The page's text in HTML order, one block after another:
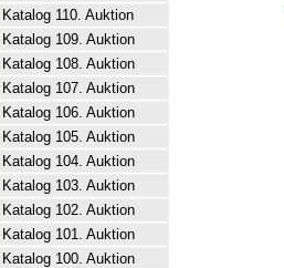
Katalog 110. Auktion
Katalog 109. Auktion
Katalog 108. Auktion
Katalog 107. Auktion
Katalog 106. Auktion
Katalog 105. Auktion
Katalog 104. Auktion
Katalog 103. Auktion
Katalog 102. Auktion
Katalog 101. Auktion
Katalog 100. Auktion